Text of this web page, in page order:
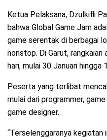
Ketua Pelaksana, Dzulkifli
bahwa Global Game Jam
game serentak di berbagai
nonstop. Di Garut,
hari, mulai 30 Januari hingga
Peserta yang terlibat
mulai dari programmer,
game designer.
“Terselenggaranya kegiatan